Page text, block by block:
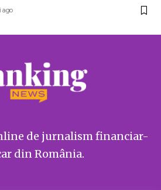
ago
de jurnalism financiar-
din România.